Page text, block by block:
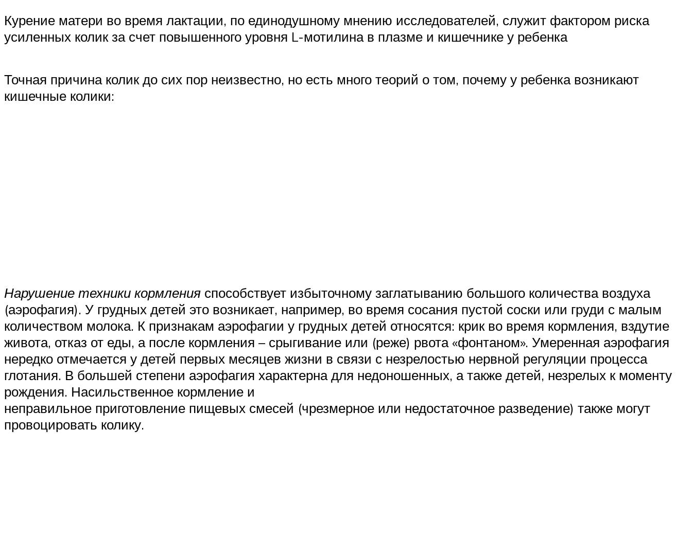
Курение матери во время лактации, по единодушному мнению исследователей, служит фактором риска
усиленных колик за счет повышенного уровня L-мотилина в плазме и кишечнике у ребенка
Точная причина колик до сих пор неизвестно, но есть много теорий о том, почему у ребенка возникают
кишечные колики:
Нарушение техники кормления способствует избыточному заглатыванию большого количества воздуха
(аэрофагия). У грудных детей это возникает, например, во время сосания пустой соски или груди с малым
количеством молока. К признакам аэрофагии у грудных детей относятся: крик во время кормления, вздутие
живота, отказ от еды, а после кормления – срыгивание или (реже) рвота «фонтаном». Умеренная аэрофагия
нередко отмечается у детей первых месяцев жизни в связи с незрелостью нервной регуляции процесса
глотания. В большей степени аэрофагия характерна для недоношенных, а также детей, незрелых к моменту
рождения. Насильственное кормление и
неправильное приготовление пищевых смесей (чрезмерное или недостаточное разведение) также могут
провоцировать колику.